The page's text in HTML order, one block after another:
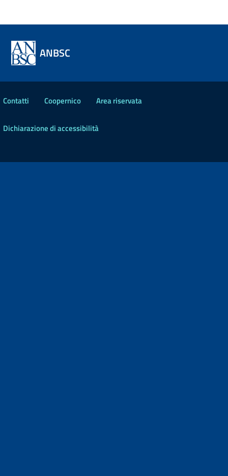
ANBSC
Contatti Coopernico Area riservata
Dichiarazione di accessibilità